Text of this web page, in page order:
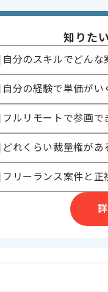
20代活躍中 ,
有
間
イト
15日
している企業でございま
上流経験を活かしたい方
見込んでおります。
知りた
自分のスキルでどん
自分の経験で単価が
フルリモートで参画で
どれくらい裁量権があ
フリーランス案件と